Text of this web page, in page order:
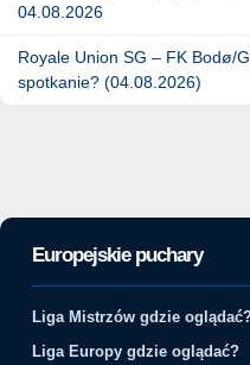
04.08.2026
Royale Union SG – FK Bodø/
spotkanie? (04.08.2026)
Europejskie puchary
Liga Mistrzów gdzie
Liga Europy gdzie oglądać?